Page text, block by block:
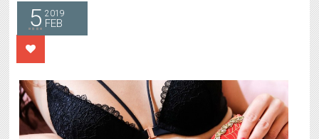
5 2019
FEB